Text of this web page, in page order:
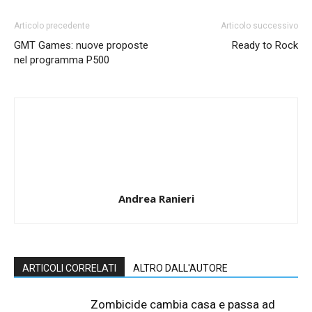
Articolo precedente
GMT Games: nuove proposte
nel programma P500
Articolo successivo
Ready to Rock
Andrea Ranieri
ARTICOLI CORRELATI ALTRO DALL'AUTORE
Zombicide cambia casa e passa ad